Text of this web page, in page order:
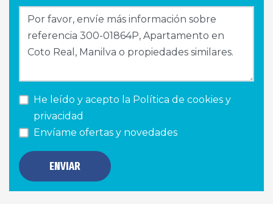
He leído y acepto la Política de cookies y
privacidad
Envíame ofertas y novedades
ENVIAR